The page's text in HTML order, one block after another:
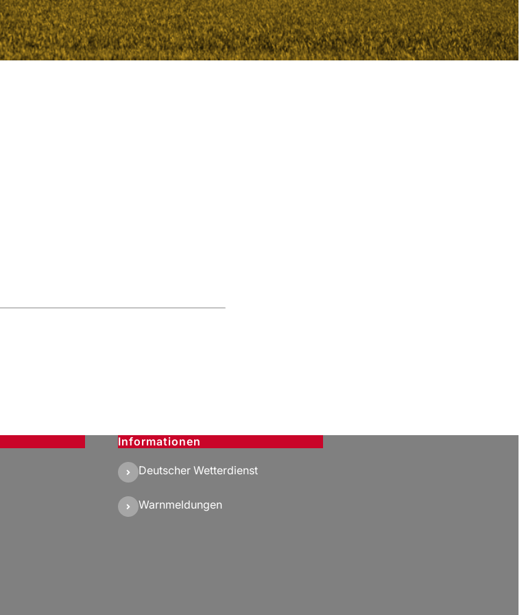
Informationen
Deutscher Wetterdienst
Warnmeldungen